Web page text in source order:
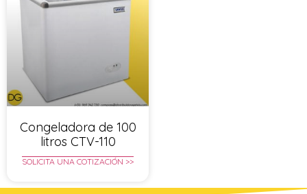
Congeladora de 100
litros CTV-110
SOLICITA UNA COTIZACIÓN >>